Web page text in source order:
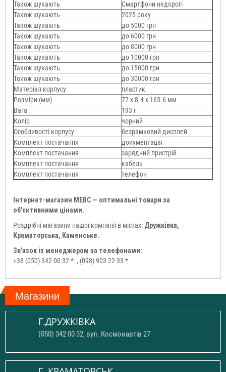
Також шукають
Смартфони недорогі
Також шукають
2025 року
Також шукають
до 5000 грн
Також шукають
до 6000 грн
Також шукають
до 8000 грн
Також шукають
до 10000 грн
Також шукають
до 15000 грн
Також шукають
до 30000 грн
Матеріал корпусу
пластик
Розміри (мм)
77 х 8.4 х 165.6 мм
Вага
193 г
Колір
чорний
Особливості корпусу
безрамковий дисплей
Комплект постачання
документація
Комплект постачання
зарядний пристрій
Комплект постачання
кабель
Комплект постачання
телефон
Інтернет-магазин МЕВС — оптимальні товари за
об'єктивними цінами.
Роздрібні магазини нашої компанії в містах: Дружківка,
Краматорська, Каменське.
Зв'язок із менеджером за телефонами:
+38 (050) 342-00-32 * , (098) 903-22-33 *
Магазини
Г.ДРУЖКІВКА
(050) 342 00 32, вул. Космонавтів 27